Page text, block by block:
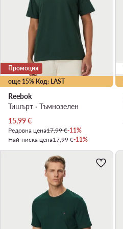
още 15% Код: LAST
Промоция
Reebok
Тишърт · Тъмнозелен
Актуална цена
15,99€
Редовна цена17,99 €-11%
Най-ниска цена17,99 €-11%